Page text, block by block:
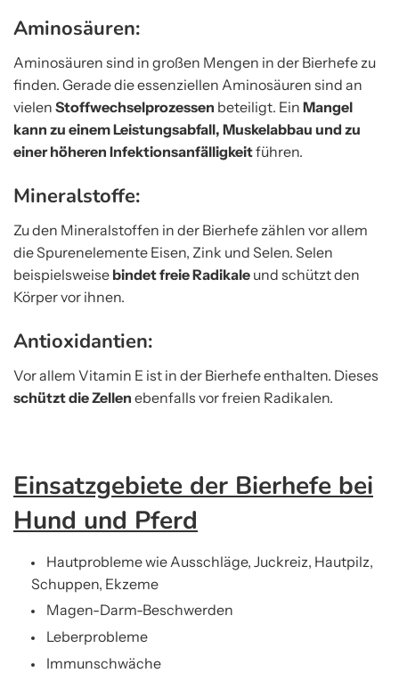
Aminosäuren:
Aminosäuren sind in großen Mengen in der Bierhefe zu
finden. Gerade die essenziellen Aminosäuren sind an
vielen Stoffwechselprozessen beteiligt. Ein Mangel
kann zu einem Leistungsabfall, Muskelabbau und zu
einer höheren Infektionsanfälligkeitführen.
Mineralstoffe:
Zu den Mineralstoffen in der Bierhefe zählen vor allem
die Spurenelemente Eisen, Zink und Selen. Selen
beispielsweise bindet freie Radikale und schützt den
Körper vor ihnen.
Antioxidantien:
Vor allem Vitamin E ist in der Bierhefe enthalten. Dieses
schützt die Zellen ebenfalls vor freien Radikalen.
Einsatzgebiete der Bierhefe bei
Hund und Pferd
Hautprobleme wie Ausschläge, Juckreiz, Hautpilz,
Schuppen, Ekzeme
Magen-Darm-Beschwerden
Leberprobleme
Immunschwäche